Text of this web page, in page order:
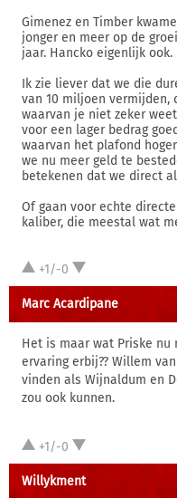
Gimenez en Timber
jonger en meer op de
jaar. Hancko eigenlijk ook.
Ik zie liever dat we die
van 10 miljoen vermijden,
waarvan je niet zeker
voor een lager bedrag
waarvan het plafond
we nu meer geld te
betekenen dat we direct
Of gaan voor echte
kaliber, die meestal wat
+1/-0
Marc Acardipane
Het is maar wat Priske nu
ervaring erbij?? Willem
vinden als Wijnaldum en
zou ook kunnen.
+1/-0
Willykment